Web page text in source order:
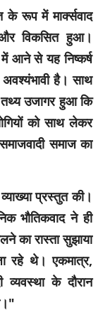
के रूप में मार्क्सवाद
और विकसित हुआ।
आने से यह निष्कर्ष
है। साथ
उजागर हुआ कि
को साथ लेकर
समाज का
प्रस्तुत की।
भौतिकवाद ने ही
का रास्ता सुझाया
रहे थे। एकमात्र,
व्यवस्था के दौरान